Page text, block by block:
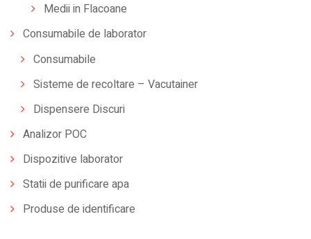
Medii in Flacoane
Consumabile de laborator
Consumabile
Sisteme de recoltare – Vacutainer
Dispensere Discuri
Analizor POC
Dispozitive laborator
Statii de purificare apa
Produse de identificare